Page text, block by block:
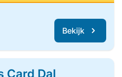
Bekijk
Card Dal